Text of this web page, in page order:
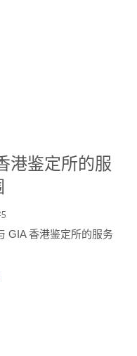
港鉴定所的服
GIA 香港鉴定所的服务